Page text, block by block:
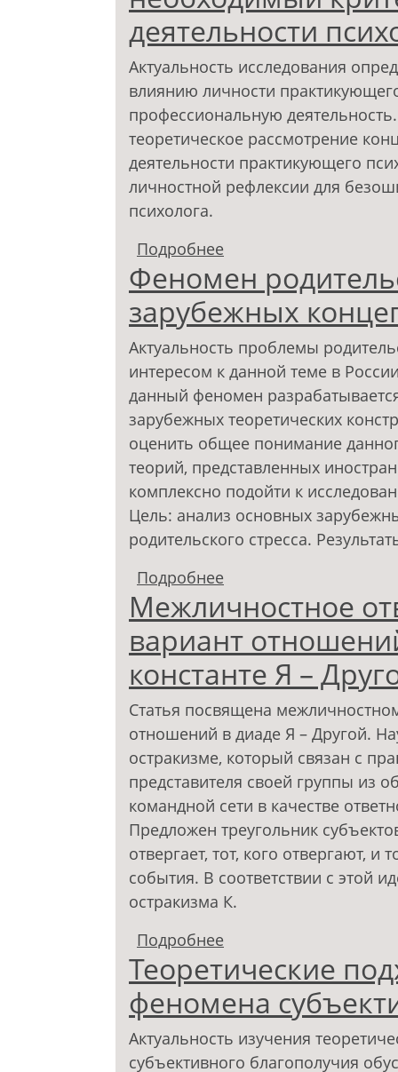
деятельности
Актуальность исследования
влиянию личности
профессиональную
теоретическое рассмотрение
деятельности практикующего
личностной рефлексии для
психолога.
Подробнее
успешной
Феномен
зарубежных
Актуальность проблемы
интересом к данной теме в
данный феномен
зарубежных теоретических
оценить общее понимание
теорий, представленных
комплексно подойти к
Цель: анализ основных
родительского стресса.
Подробнее
Межличностное
вариант
константе Я –
Статья посвящена
отношений в диаде Я – Другой.
остракизме, который связан с
представителя своей группы из
командной сети в качестве
Предложен треугольник
отвергает, тот, кого отвергают, и
события. В соответствии с этой
остракизма К.
Подробнее
онтологической
Теоретические
феномена
Актуальность изучения
субъективного благополучия